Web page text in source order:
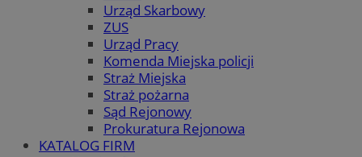
Urząd Skarbowy
ZUS
Urząd Pracy
Komenda Miejska policji
Straż Miejska
Straż pożarna
Sąd Rejonowy
Prokuratura Rejonowa
KATALOG FIRM